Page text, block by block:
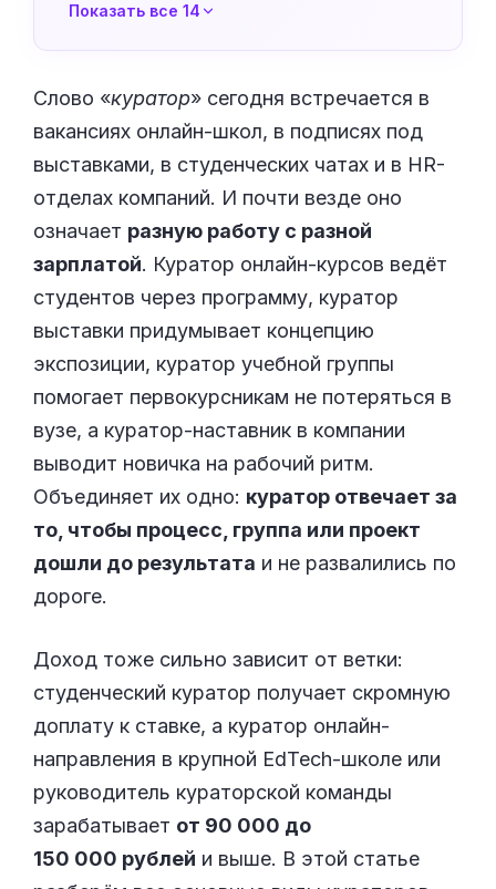
Показать все 14
Слово «куратор» сегодня встречается в
вакансиях онлайн-школ, в подписях под
выставками, в студенческих чатах и в HR-
отделах компаний. И почти везде оно
означает разную работу с разной
зарплатой. Куратор онлайн-курсов ведёт
студентов через программу, куратор
выставки придумывает концепцию
экспозиции, куратор учебной группы
помогает первокурсникам не потеряться в
вузе, а куратор-наставник в компании
выводит новичка на рабочий ритм.
Объединяет их одно: куратор отвечает за
то, чтобы процесс, группа или проект
дошли до результата и не развалились по
дороге.
Доход тоже сильно зависит от ветки:
студенческий куратор получает скромную
доплату к ставке, а куратор онлайн-
направления в крупной EdTech-школе или
руководитель кураторской команды
зарабатывает от 90 000 до
150 000 рублей и выше. В этой статье